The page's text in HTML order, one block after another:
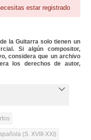
estar registrado
la Guitarra solo tienen un
Si algún compositor,
considera que un archivo
los derechos de autor,
(S. XVIII-XXI)